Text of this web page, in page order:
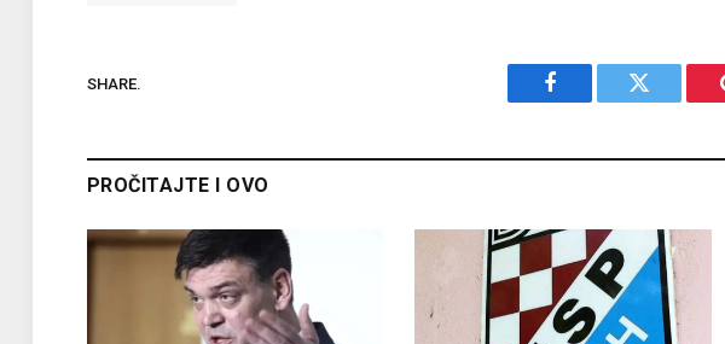
SHARE.
Facebook Twitter
PROČITAJTE I OVO